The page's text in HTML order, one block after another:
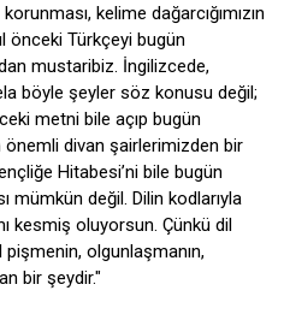
kelime dağarcığımızın
önceki Türkçeyi bugün
mustaribiz. İngilizcede,
böyle şeyler söz konusu değil;
metni bile açıp bugün
önemli divan şairlerimizden bir
Hitabesi’ni bile bugün
mümkün değil. Dilin kodlarıyla
kesmiş oluyorsun. Çünkü dil
pişmenin, olgunlaşmanın,
bir şeydir."